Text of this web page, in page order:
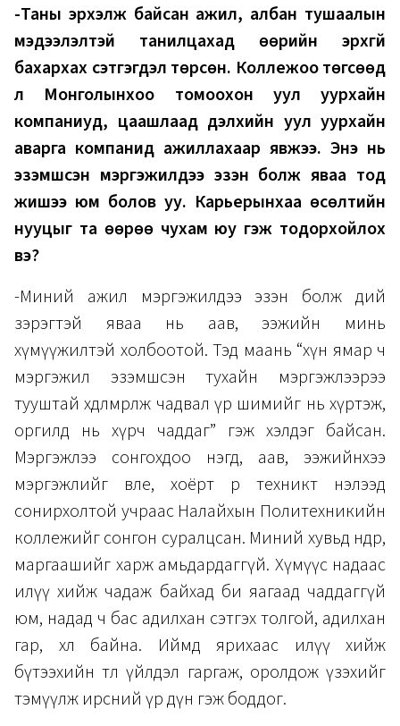
-Таны эрхэлж байсан ажил, албан тушаалын
мэдээлэлтэй танилцахад өөрийн эрхгүй
бахархах сэтгэгдэл төрсөн. Коллежоо төгсөөд
л Монголынхоо томоохон уул уурхайн
компаниуд, цаашлаад дэлхийн уул уурхайн
аварга компанид ажиллахаар явжээ. Энэ нь
эзэмшсэн мэргэжилдээ эзэн болж яваа тод
жишээ юм болов уу. Карьерынхаа өсөлтийн
нууцыг та өөрөө чухам юу гэж тодорхойлох
вэ?
-Миний ажил мэргэжилдээ эзэн болж өдий
зэрэгтэй яваа нь аав, ээжийн минь
хүмүүжилтэй холбоотой. Тэд маань “хүн ямар ч
мэргэжил эзэмшсэн тухайн мэргэжлээрээ
тууштай хөдөлмөрлөж чадвал үр шимийг нь хүртэж,
оргилд нь хүрч чаддаг” гэж хэлдэг байсан.
Мэргэжлээ сонгохдоо нэгд, аав, ээжийнхээ
мэргэжлийг өвлөе, хоёрт өөрөө техникт нэлээд
сонирхолтой учраас Налайхын Политехникийн
коллежийг сонгон суралцсан. Миний хувьд өнөөдөр,
маргаашийг харж амьдардаггүй. Хүмүүс надаас
илүү хийж чадаж байхад би яагаад чаддаггүй
юм, надад ч бас адилхан сэтгэх толгой, адилхан
гар, хөл байна. Иймд ярихаас илүү хийж
бүтээхийн төлөө үйлдэл гаргаж, оролдож үзэхийг
тэмүүлж ирсний үр дүн гэж боддог.